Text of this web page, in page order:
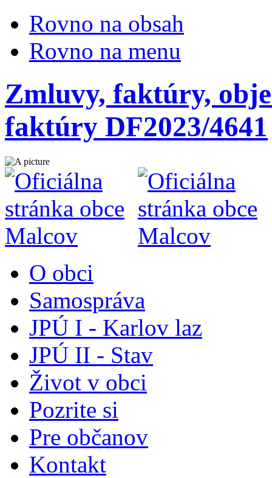
Rovno na obsah
Rovno na menu
Zmluvy, faktúry,
faktúry DF2023/4641
O obci
Samospráva
JPÚ I - Karlov laz
JPÚ II - Stav
Život v obci
Pozrite si
Pre občanov
Kontakt